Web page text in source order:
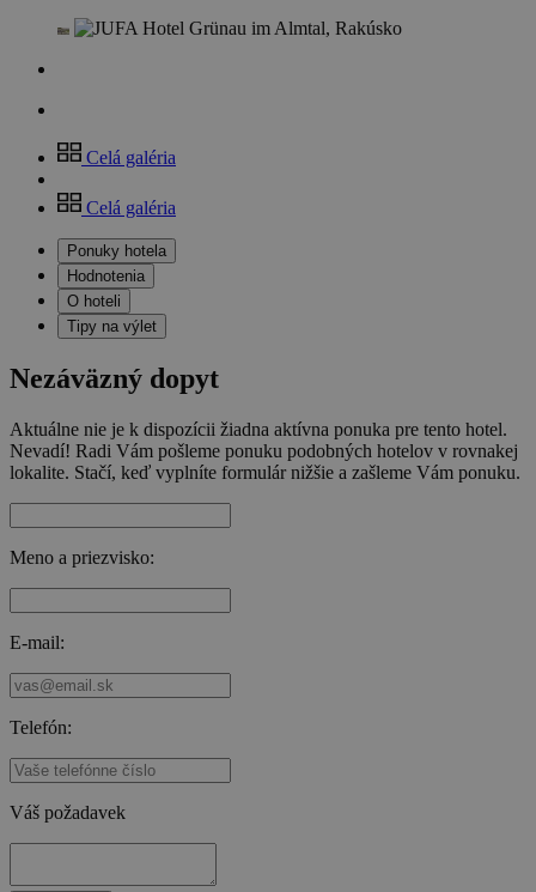
Celá galéria
Celá galéria
Ponuky hotela
Hodnotenia
O hoteli
Tipy na výlet
Nezáväzný dopyt
Aktuálne nie je k dispozícii žiadna aktívna ponuka pre tento hotel.
Nevadí! Radi Vám pošleme ponuku podobných hotelov v rovnakej
lokalite. Stačí, keď vyplníte formulár nižšie a zašleme Vám ponuku.
Meno a priezvisko:
E-mail:
Telefón:
Váš požadavek